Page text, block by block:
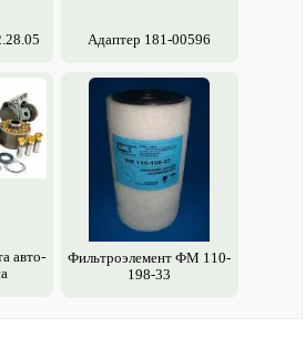
Адаптер 181-00596
авто­
Фильтроэлемент ФМ 110-
198-33